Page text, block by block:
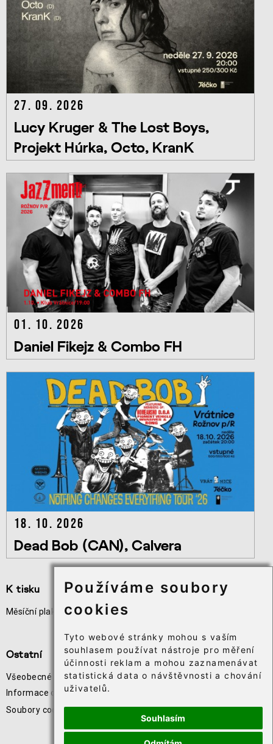
Používáme soubory
cookies
Tyto webové stránky mohou s vaším
souhlasem používat nástroje pro měření
účinnosti reklam a mohou zaznamenávat
statistická data o návštěvnosti a chování
uživatelů.
Souhlasím
27. 09. 2026
Lucy Kruger & The Lost Boys,
Projekt Húrka, Octo, KranK
01. 10. 2026
Daniel Fikejz & Combo FH
18. 10. 2026
Dead Bob (CAN), Calvera
K tisku
Měsíční plakát akcí
Užitečné odkazy
Ostatní
Všeobecné obchodní podmínky
Informace o zpracování osobních údajů
Soubory cookie⸱